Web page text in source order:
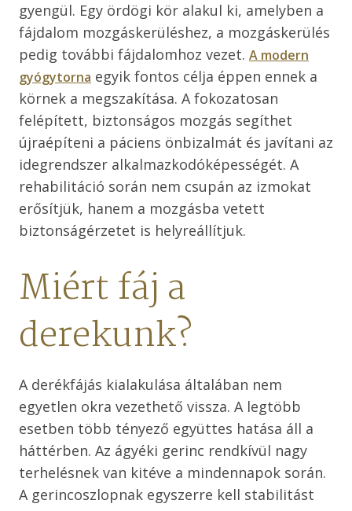
gyengül. Egy ördögi kör alakul ki, amelyben a
fájdalom mozgáskerüléshez, a mozgáskerülés
pedig további fájdalomhoz vezet. A modern
gyógytorna egyik fontos célja éppen ennek a
körnek a megszakítása. A fokozatosan
felépített, biztonságos mozgás segíthet
újraépíteni a páciens önbizalmát és javítani az
idegrendszer alkalmazkodóképességét. A
rehabilitáció során nem csupán az izmokat
erősítjük, hanem a mozgásba vetett
biztonságérzetet is helyreállítjuk.
Miért fáj a
derekunk?
A derékfájás kialakulása általában nem
egyetlen okra vezethető vissza. A legtöbb
esetben több tényező együttes hatása áll a
háttérben. Az ágyéki gerinc rendkívül nagy
terhelésnek van kitéve a mindennapok során.
A gerincoszlopnak egyszerre kell stabilitást